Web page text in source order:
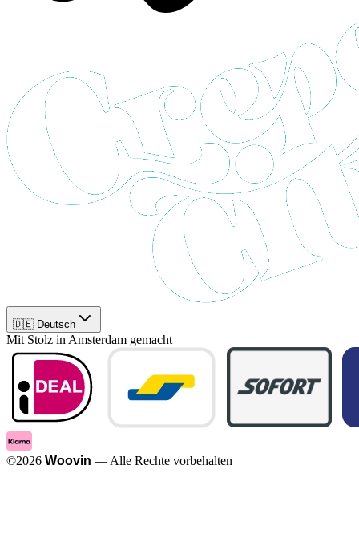
🇩🇪 Deutsch
Mit Stolz in Amsterdam gemacht
©2026 Woovin — Alle Rechte vorbehalten